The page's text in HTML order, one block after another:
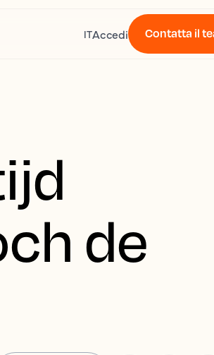
ITAccedi Contatta il
de